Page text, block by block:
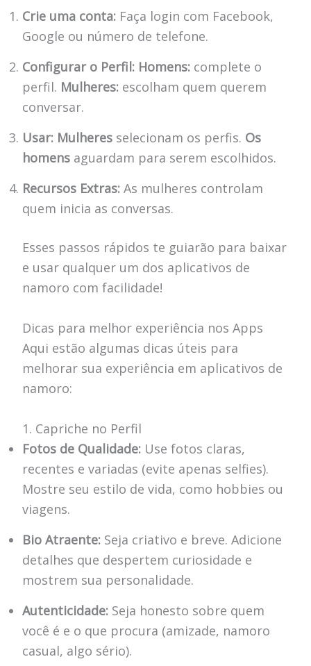
Crie uma conta:Faça login com Facebook,
Google ou número de telefone.
Configurar o Perfil: Homens:complete o
perfil. Mulheres:escolham quem querem
conversar.
Usar: Mulheresselecionam os perfis. Os
homensaguardam para serem escolhidos.
Recursos Extras:As mulheres controlam
quem inicia as conversas.
Esses passos rápidos te guiarão para baixar
e usar qualquer um dos aplicativos de
namoro com facilidade!
Dicas para melhor experiência nos Apps
Aqui estão algumas dicas úteis para
melhorar sua experiência em aplicativos de
namoro:
1. Capriche no Perfil
Fotos de Qualidade:Use fotos claras,
recentes e variadas (evite apenas selfies).
Mostre seu estilo de vida, como hobbies ou
viagens.
Bio Atraente:Seja criativo e breve. Adicione
detalhes que despertem curiosidade e
mostrem sua personalidade.
Autenticidade:Seja honesto sobre quem
você é e o que procura (amizade, namoro
casual, algo sério).